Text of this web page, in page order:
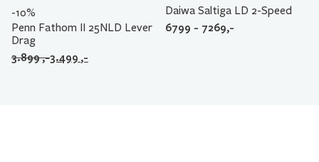
-10%
Penn Fathom II 25NLD Lever
Drag
3.899,-
Opprinnelig
3.499 ,-
Nåværende
Daiwa Saltiga LD 2-Speed
6799 - 7269,-